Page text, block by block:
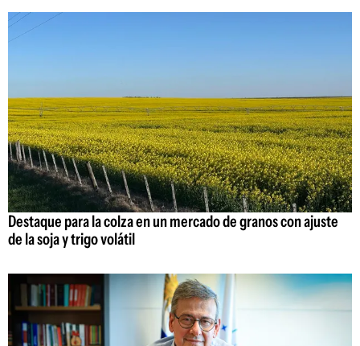
Destaque para la colza en un mercado de granos con ajuste
de la soja y trigo volátil